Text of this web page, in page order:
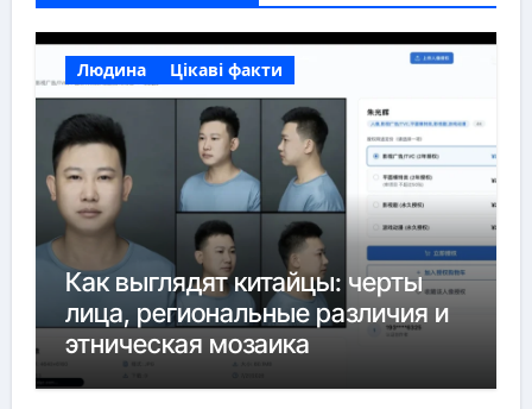
Людина Цікаві факти
Как выглядят китайцы: черты
лица, региональные различия и
этническая мозаика